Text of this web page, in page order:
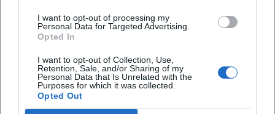
I want to opt-out of processing my
Personal Data for Targeted Advertising.
Opted In
I want to opt-out of Collection, Use,
Retention, Sale, and/or Sharing of my
Personal Data that Is Unrelated with the
Purposes for which it was collected.
Opted Out
Open in Google Maps